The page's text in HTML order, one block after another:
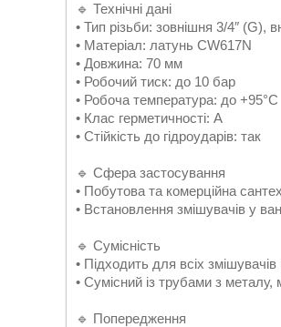
🔹 Технічні дані
• Тип різьби: зовнішня 3/4″ (G),
• Матеріал: латунь CW617N
• Довжина: 70 мм
• Робочий тиск: до 10 бар
• Робоча температура: до +95°C
• Клас герметичності: А
• Стійкість до гідроударів: так
🔹 Сфера застосування
• Побутова та комерційна
• Встановлення змішувачів у
🔹 Сумісність
• Підходить для всіх
• Сумісний із трубами з металу,
🔹 Попередження